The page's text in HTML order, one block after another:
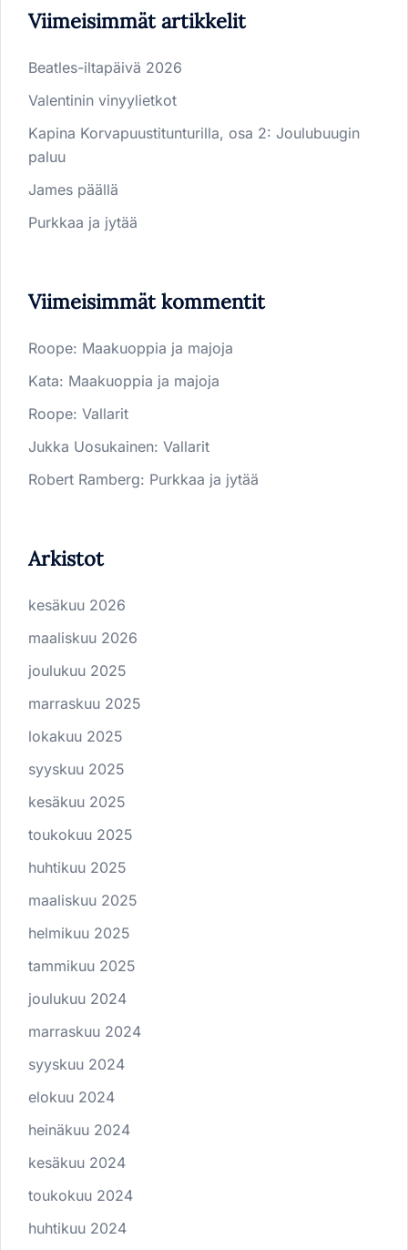
Viimeisimmät artikkelit
Beatles-iltapäivä 2026
Valentinin vinyylietkot
Kapina Korvapuustitunturilla, osa 2: Joulubuugin
paluu
James päällä
Purkkaa ja jytää
Viimeisimmät kommentit
Roope: Maakuoppia ja majoja
Kata: Maakuoppia ja majoja
Roope: Vallarit
Jukka Uosukainen: Vallarit
Robert Ramberg: Purkkaa ja jytää
Arkistot
kesäkuu 2026
maaliskuu 2026
joulukuu 2025
marraskuu 2025
lokakuu 2025
syyskuu 2025
kesäkuu 2025
toukokuu 2025
huhtikuu 2025
maaliskuu 2025
helmikuu 2025
tammikuu 2025
joulukuu 2024
marraskuu 2024
syyskuu 2024
elokuu 2024
heinäkuu 2024
kesäkuu 2024
toukokuu 2024
huhtikuu 2024